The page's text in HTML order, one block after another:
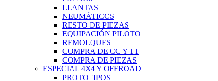
LLANTAS
NEUMÁTICOS
RESTO DE PIEZAS
EQUIPACIÓN PILOTO
REMOLQUES
COMPRA DE CC Y TT
COMPRA DE PIEZAS
ESPECIAL 4X4 Y OFFROAD
PROTOTIPOS